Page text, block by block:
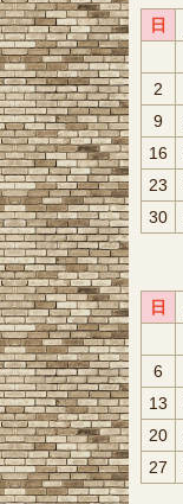
日
2
9
16
23
30
日
6
13
20
27